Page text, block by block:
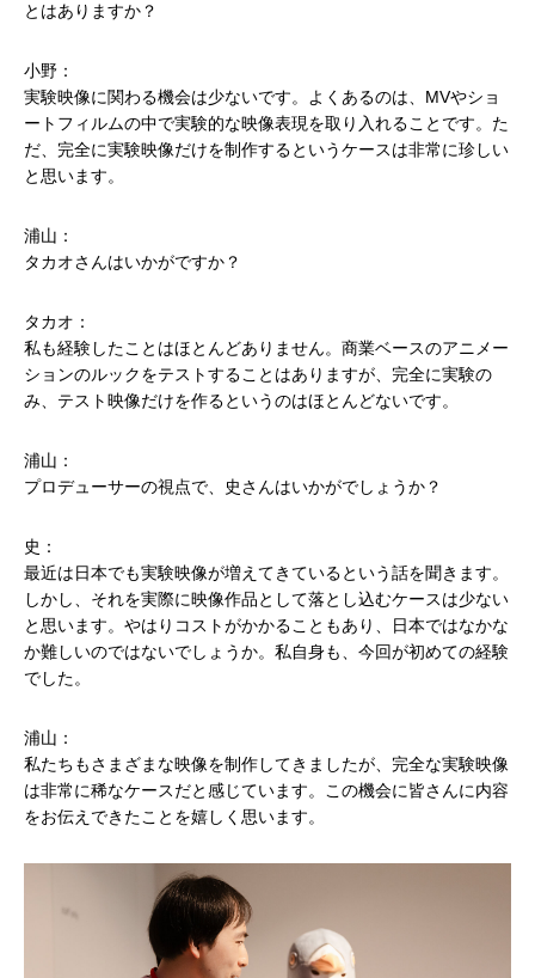
とはありますか？
小野：
実験映像に関わる機会は少ないです。よくあるのは、MVやショ
ートフィルムの中で実験的な映像表現を取り入れることです。た
だ、完全に実験映像だけを制作するというケースは非常に珍しい
と思います。
浦山：
タカオさんはいかがですか？
タカオ：
私も経験したことはほとんどありません。商業ベースのアニメー
ションのルックをテストすることはありますが、完全に実験の
み、テスト映像だけを作るというのはほとんどないです。
浦山：
プロデューサーの視点で、史さんはいかがでしょうか？
史：
最近は日本でも実験映像が増えてきているという話を聞きます。
しかし、それを実際に映像作品として落とし込むケースは少ない
と思います。やはりコストがかかることもあり、日本ではなかな
か難しいのではないでしょうか。私自身も、今回が初めての経験
でした。
浦山：
私たちもさまざまな映像を制作してきましたが、完全な実験映像
は非常に稀なケースだと感じています。この機会に皆さんに内容
をお伝えできたことを嬉しく思います。